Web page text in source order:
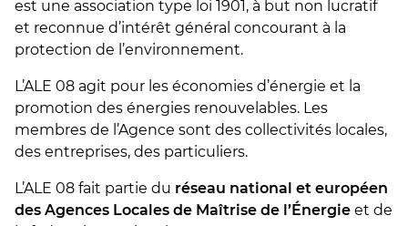
est une association type loi 1901, à but non lucratif
et reconnue d’intérêt général concourant à la
protection de l’environnement.
L’ALE 08 agit pour les économies d’énergie et la
promotion des énergies renouvelables. Les
membres de l’Agence sont des collectivités locales,
des entreprises, des particuliers.
L’ALE 08 fait partie du réseau national et européen
des Agences Locales de Maîtrise de l’Énergie et de